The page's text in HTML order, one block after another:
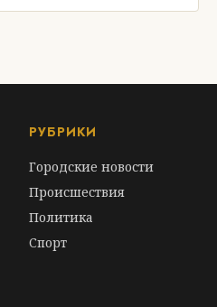
РУБРИКИ
Городские новости
Происшествия
Политика
Спорт